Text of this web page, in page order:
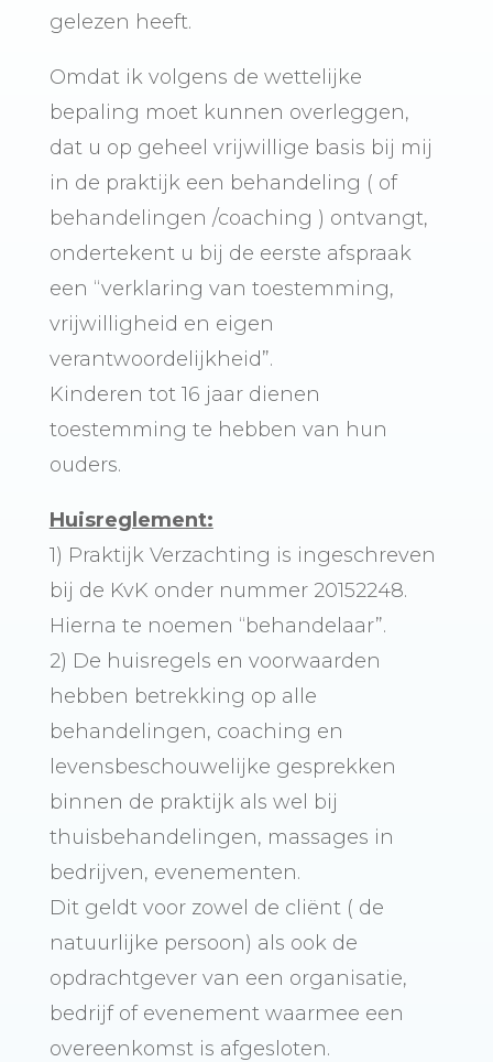
gelezen heeft.
Omdat ik volgens de wettelijke
bepaling moet kunnen overleggen,
dat u op geheel vrijwillige basis bij mij
in de praktijk een behandeling ( of
behandelingen /coaching ) ontvangt,
ondertekent u bij de eerste afspraak
een “verklaring van toestemming,
vrijwilligheid en eigen
verantwoordelijkheid”.
Kinderen tot 16 jaar dienen
toestemming te hebben van hun
ouders.
Huisreglement:
1) Praktijk Verzachting is ingeschreven
bij de KvK onder nummer 20152248.
Hierna te noemen “behandelaar”.
2) De huisregels en voorwaarden
hebben betrekking op alle
behandelingen, coaching en
levensbeschouwelijke gesprekken
binnen de praktijk als wel bij
thuisbehandelingen, massages in
bedrijven, evenementen.
Dit geldt voor zowel de cliënt ( de
natuurlijke persoon) als ook de
opdrachtgever van een organisatie,
bedrijf of evenement waarmee een
overeenkomst is afgesloten.